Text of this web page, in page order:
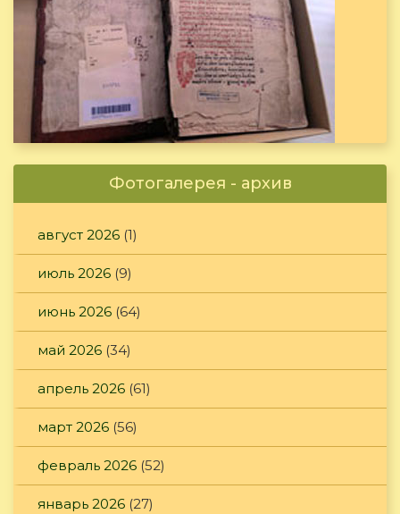
Фотогалерея - архив
август 2026 (1)
июль 2026 (9)
июнь 2026 (64)
май 2026 (34)
апрель 2026 (61)
март 2026 (56)
февраль 2026 (52)
январь 2026 (27)